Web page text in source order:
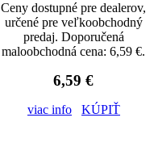
Ceny dostupné pre dealerov,
určené pre veľkoobchodný
predaj. Doporučená
maloobchodná cena: 6,59 €.
6,59 €
viac info KÚPIŤ